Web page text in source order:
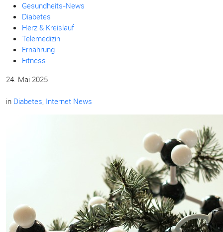
Gesundheits-News
Diabetes
Herz & Kreislauf
Telemedizin
Ernährung
Fitness
24. Mai 2025
in Diabetes, Internet News